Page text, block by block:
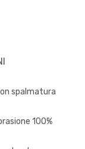
spalmatura
100%